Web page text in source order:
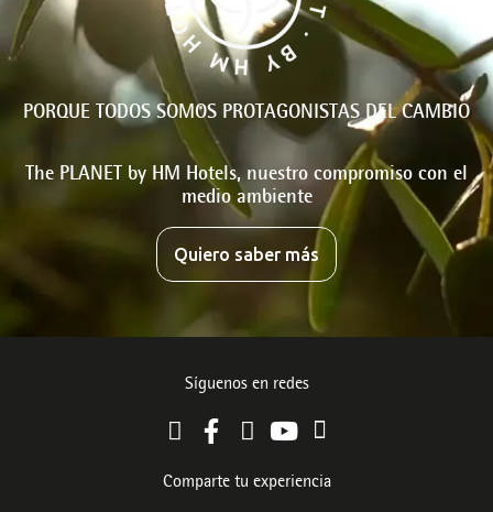
PORQUE TODOS SOMOS PROTAGONISTAS DEL CAMBIO
The PLANET by HM Hotels, nuestro compromiso con el
medio ambiente
Quiero saber más
Síguenos en redes
Comparte tu experiencia